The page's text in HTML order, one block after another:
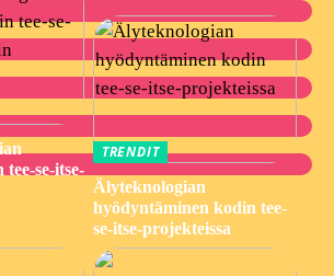
se-itse-
TRENDIT
Älyteknologian
hyödyntäminen kodin tee-
se-itse-projekteissa